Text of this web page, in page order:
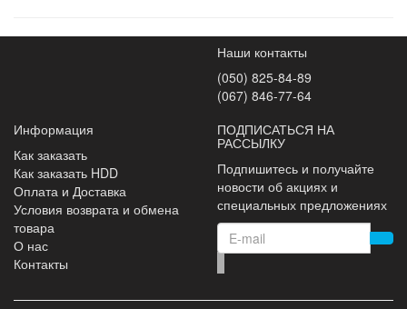
Наши контакты
(050) 825-84-89
(067) 846-77-64
Информация
Как заказать
Как заказать HDD
Оплата и Доставка
Условия возврата и обмена
товара
О нас
Контакты
ПОДПИСАТЬСЯ НА
РАССЫЛКУ
Подпишитесь и получайте
новости об акциях и
специальных предложениях